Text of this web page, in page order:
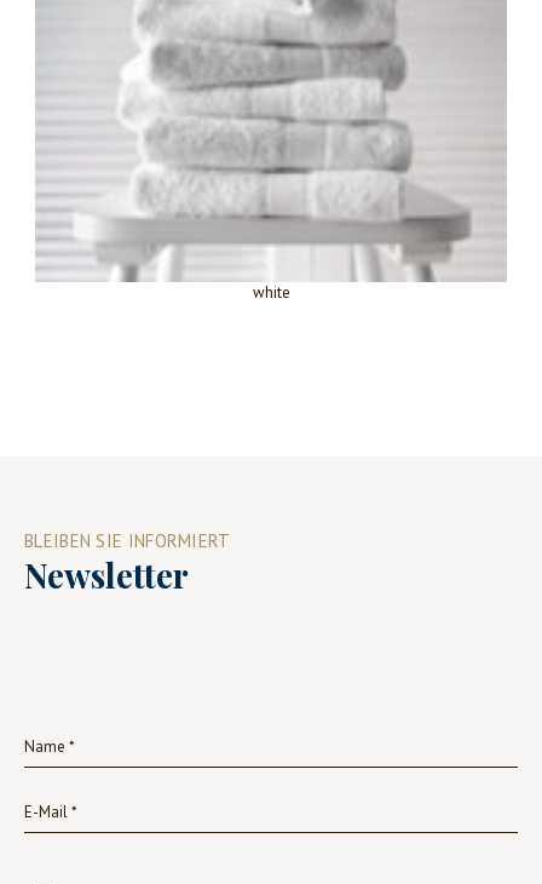
white
BLEIBEN SIE INFORMIERT
Newsletter